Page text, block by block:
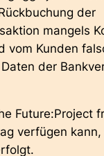
der
mangels
vom Kunden
der
Future:Project
verfügen